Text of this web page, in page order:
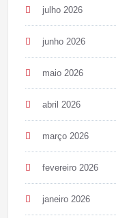
julho 2026
junho 2026
maio 2026
abril 2026
março 2026
fevereiro 2026
janeiro 2026